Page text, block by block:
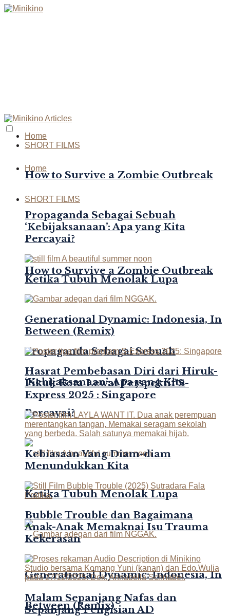
Home
SHORT FILMS
How to Survive a Zombie Outbreak
Propaganda Sebagai Sebuah
‘Kebijaksanaan’: Apa yang Kita
Percayai?
Ketika Tubuh Menolak Lupa
Generational Dynamic: Indonesia, In
Between (Remix)
Home
SHORT FILMS
How to Survive a Zombie Outbreak
Propaganda Sebagai Sebuah
‘Kebijaksanaan’: Apa yang Kita
Percayai?
Ketika Tubuh Menolak Lupa
Generational Dynamic: Indonesia, In
Between (Remix)
Hasrat Pembebasan Diri dari Hiruk-
Pikuk Kota Lewat Perspektif S-
Express 2025 : Singapore
Kebiasaan Yang Diam-diam
Menundukkan Kita
Bubble Trouble dan Bagaimana
Anak-Anak Memaknai Isu Trauma
Kekerasan
Malam Sepanjang Nafas dan
Sepanjang Pengisian AD